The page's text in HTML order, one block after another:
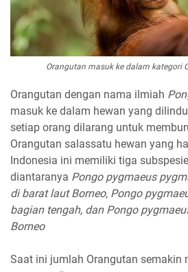
Orangutan masuk ke dalam kategori
Orangutan dengan nama ilmiah
masuk ke dalam hewan yang
setiap orang dilarang untuk
Orangutan salassatu hewan yang
Indonesia ini memiliki tiga
diantaranya Pongo pygmaeus
di barat laut Borneo, Pongo
bagian tengah, dan Pongo
Borneo
Saat ini jumlah Orangutan semakin